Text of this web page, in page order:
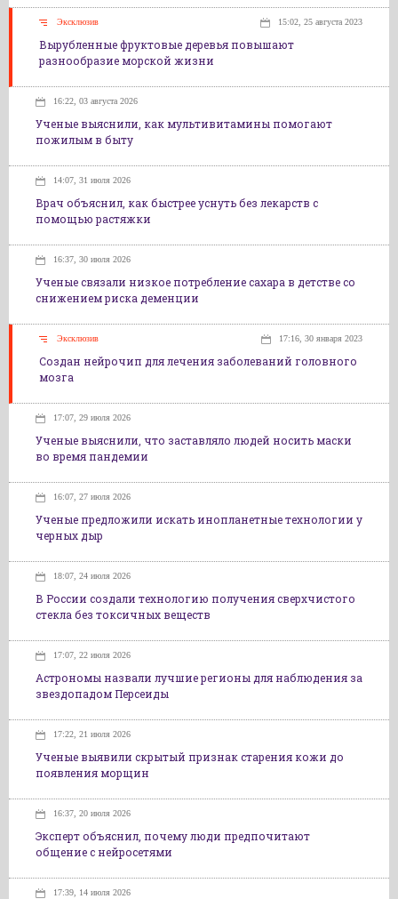
Эксклюзив 15:02, 25 августа 2023
Вырубленные фруктовые деревья повышают
разнообразие морской жизни
16:22, 03 августа 2026
Ученые выяснили, как мультивитамины помогают
пожилым в быту
14:07, 31 июля 2026
Врач объяснил, как быстрее уснуть без лекарств с
помощью растяжки
16:37, 30 июля 2026
Ученые связали низкое потребление сахара в детстве со
снижением риска деменции
Эксклюзив 17:16, 30 января 2023
Создан нейрочип для лечения заболеваний головного
мозга
17:07, 29 июля 2026
Ученые выяснили, что заставляло людей носить маски
во время пандемии
16:07, 27 июля 2026
Ученые предложили искать инопланетные технологии у
черных дыр
18:07, 24 июля 2026
В России создали технологию получения сверхчистого
стекла без токсичных веществ
17:07, 22 июля 2026
Астрономы назвали лучшие регионы для наблюдения за
звездопадом Персеиды
17:22, 21 июля 2026
Ученые выявили скрытый признак старения кожи до
появления морщин
16:37, 20 июля 2026
Эксперт объяснил, почему люди предпочитают
общение с нейросетями
17:39, 14 июля 2026